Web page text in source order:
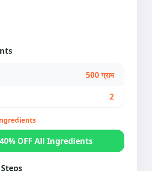
500 ग्राम
2
OFF All Ingredients